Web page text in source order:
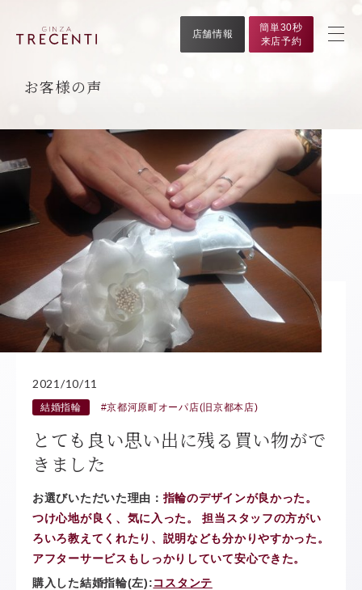
店舗情報
簡単30秒
来店予約
お客様の声
2021/10/11
結婚指輪 #京都河原町オーパ店(旧京都本店)
とても良い思い出に残る買い物がで
きました
お選びいただいた理由： 指輪のデザインが良かった。
つけ心地が良く、気に入った。 担当スタッフの方がい
ろいろ教えてくれたり、説明なども分かりやすかった。
アフターサービスもしっかりしていて安心できた。
購入した結婚指輪(左):コスタンテ